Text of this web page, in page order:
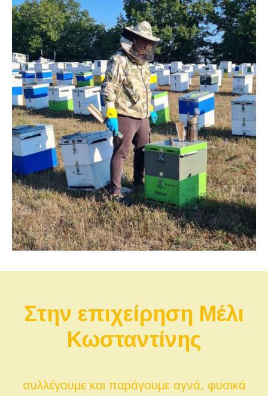
Στην επιχείρηση Μέλι
Κωσταντίνης
συλλέγουμε και παράγουμε αγνά, φυσικά